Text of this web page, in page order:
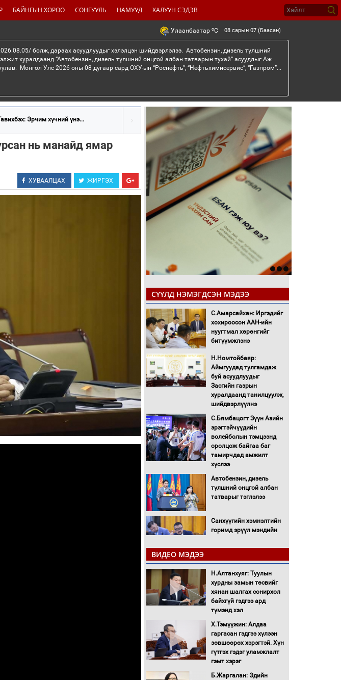
БАЙНГЫН ХОРОО СОНГУУЛЬ НАМУУД ХАЛУУН СЭДЭВ
Улаанбаатар oC 08 сарын 07 (Баасан)
болж, дараах асуудлуудыг хэлэлцэн шийдвэрлэлээ. Автобензин, дизель түлшний
хуралдаанд “Автобензин, дизель түлшний онцгой албан татварын тухай” асуудлыг Аж
Монгол Улс 2026 оны 08 дугаар сард ОХУ-ын “Роснефть”, “Нефтьхимисервис”, “Газпром”...
Эрчим хүчний үнэ...
нь манайд ямар
ХУВААЛЦАХ ЖИРГЭХ
СҮҮЛД НЭМЭГДСЭН МЭДЭЭ
С.Амарсайхан: Иргэдийг
хохироосон ААН-ийн
нуугтмал хөрөнгийг
битүүмжлэнэ
Н.Номтойбаяр:
Аймгуудад тулгамдаж
буй асуудлуудыг
Засгийн газрын
хуралдаанд танилцуулж,
шийдвэрлүүлнэ
С.Бямбацогт Зүүн Азийн
эрэгтэйчүүдийн
волейболын тэмцээнд
оролцож байгаа баг
тамирчдад амжилт
хүслээ
Автобензин, дизель
түлшний онцгой албан
татварыг тэглэлээ
Санхүүгийн хэмнэлтийн
горимд эрүүл мэндийн
Нөөцийн махны
худалдаа, борлуулалтыг
нээлттэй ил тод болгоно
Монгол Улс “COP17”-д
“Тал хээрийн
төлөвлөгөө”-гөө
танилцуулна
16 төрлийн эмийг нэг эх
үүсвэрээс худалдан авах
журмыг баталлаа
ВИДЕО МЭДЭЭ
Н.Алтанхуяг: Туулын
хурдны замын төсвийг
хянан шалгах сонирхол
байхгүй гэдгээ ард
түмэнд хэл
Х.Тэмүүжин: Алдаа
гаргасан гэдгээ хүлээн
зөвшөөрөх хэрэгтэй. Хүн
гүтгэх гэдэг уламжлалт
гэмт хэрэг
Б.Жаргалан: Эдийн